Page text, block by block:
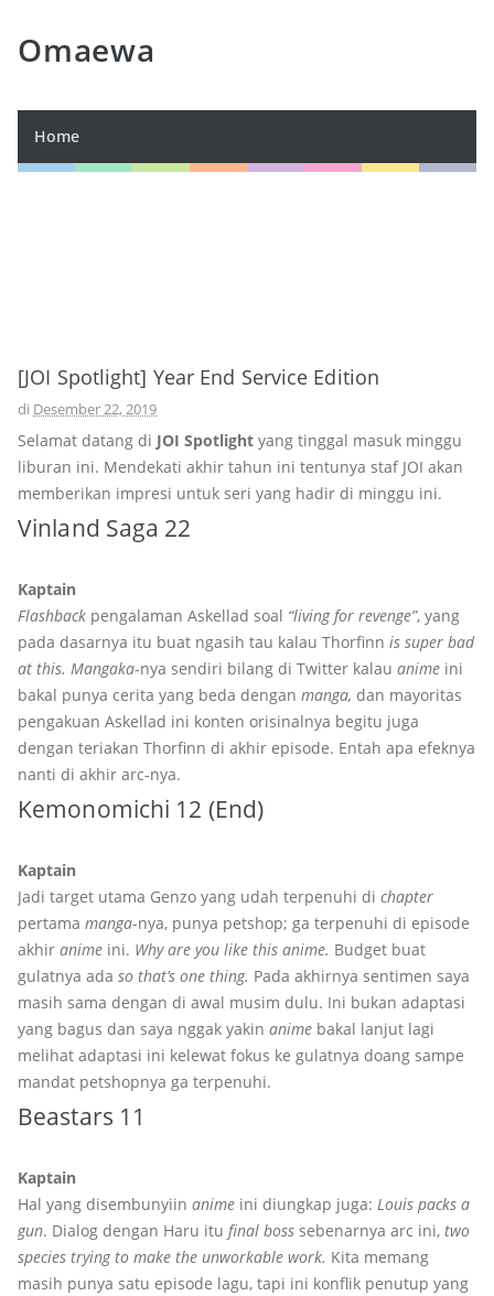
Omaewa
Home
[JOI Spotlight] Year End Service Edition
di Desember 22, 2019
Selamat datang di JOI Spotlight yang tinggal masuk minggu
liburan ini. Mendekati akhir tahun ini tentunya staf JOI akan
memberikan impresi untuk seri yang hadir di minggu ini.
Vinland Saga 22
Kaptain
Flashback pengalaman Askellad soal “living for revenge”, yang
pada dasarnya itu buat ngasih tau kalau Thorfinn is super bad
at this. Mangaka-nya sendiri bilang di Twitter kalau anime ini
bakal punya cerita yang beda dengan manga, dan mayoritas
pengakuan Askellad ini konten orisinalnya begitu juga
dengan teriakan Thorfinn di akhir episode. Entah apa efeknya
nanti di akhir arc-nya.
Kemonomichi 12 (End)
Kaptain
Jadi target utama Genzo yang udah terpenuhi di chapter
pertama manga-nya, punya petshop; ga terpenuhi di episode
akhir anime ini. Why are you like this anime. Budget buat
gulatnya ada so that’s one thing. Pada akhirnya sentimen saya
masih sama dengan di awal musim dulu. Ini bukan adaptasi
yang bagus dan saya nggak yakin anime bakal lanjut lagi
melihat adaptasi ini kelewat fokus ke gulatnya doang sampe
mandat petshopnya ga terpenuhi.
Beastars 11
Kaptain
Hal yang disembunyiin anime ini diungkap juga: Louis packs a
gun. Dialog dengan Haru itu final boss sebenarnya arc ini, two
species trying to make the unworkable work. Kita memang
masih punya satu episode lagu, tapi ini konflik penutup yang